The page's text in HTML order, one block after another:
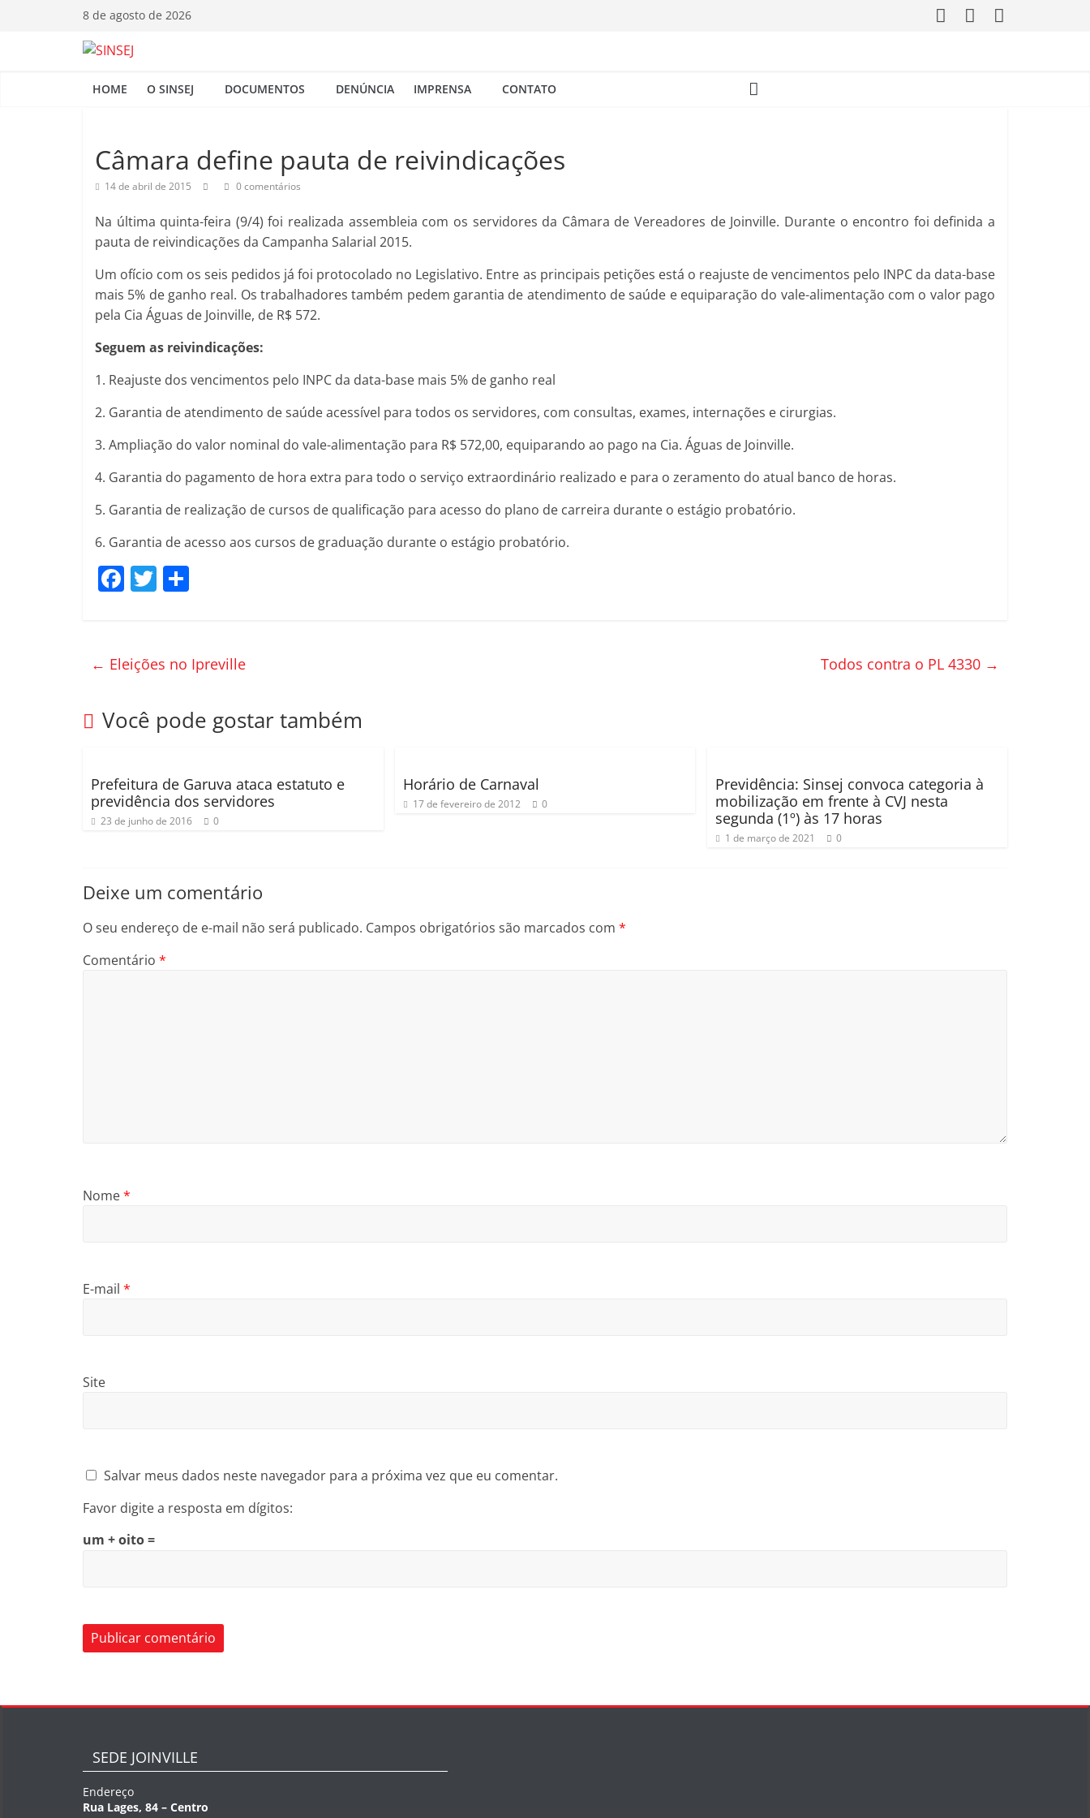
8 de agosto de 2026
S
N
S
E
HOME O SINSEJ DOCUMENTOS DENÚNCIA IMPRENSA CONTATO
Câmara define pauta de reivindicações
14 de abril de 2015 0 comentários
Na última quinta-feira (9/4) foi realizada assembleia com os servidores da Câmara de Vereadores de Joinville. Durante o encontro foi definida a
pauta de reivindicações da Campanha Salarial 2015.
Um ofício com os seis pedidos já foi protocolado no Legislativo. Entre as principais petições está o reajuste de vencimentos pelo INPC da data-base
mais 5% de ganho real. Os trabalhadores também pedem garantia de atendimento de saúde e equiparação do vale-alimentação com o valor pago
pela Cia Águas de Joinville, de R$ 572.
Seguem as reivindicações:
1. Reajuste dos vencimentos pelo INPC da data-base mais 5% de ganho real
2. Garantia de atendimento de saúde acessível para todos os servidores, com consultas, exames, internações e cirurgias.
3. Ampliação do valor nominal do vale-alimentação para R$ 572,00, equiparando ao pago na Cia. Águas de Joinville.
4. Garantia do pagamento de hora extra para todo o serviço extraordinário realizado e para o zeramento do atual banco de horas.
5. Garantia de realização de cursos de qualificação para acesso do plano de carreira durante o estágio probatório.
6. Garantia de acesso aos cursos de graduação durante o estágio probatório.
F
e
b
o
o
T
er p
ar
til
h
← Eleições no Ipreville Todos contra o PL 4330 →
Você pode gostar também
Prefeitura de Garuva ataca estatuto e
previdência dos servidores
23 de junho de 2016 0
Horário de Carnaval
17 de fevereiro de 2012 0
Previdência: Sinsej convoca categoria à
mobilização em frente à CVJ nesta
segunda (1º) às 17 horas
1 de março de 2021 0
Deixe um comentário
O seu endereço de e-mail não será publicado. Campos obrigatórios são marcados com *
Comentário *
Nome*
E-mail *
Site
Salvar meus dados neste navegador para a próxima vez que eu comentar.
Favor digite a resposta em dígitos:
um + oito =
SEDE JOINVILLE
Endereço
Rua Lages, 84 – Centro